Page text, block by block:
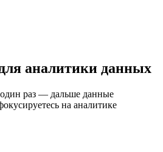
аналитики данных
раз — дальше данные
на аналитике